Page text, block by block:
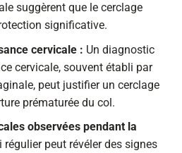
suggèrent que le cerclage
significative.
cervicale : Un diagnostic
cervicale, souvent établi par
peut justifier un cerclage
prématurée du col.
observées pendant la
régulier peut révéler des signes